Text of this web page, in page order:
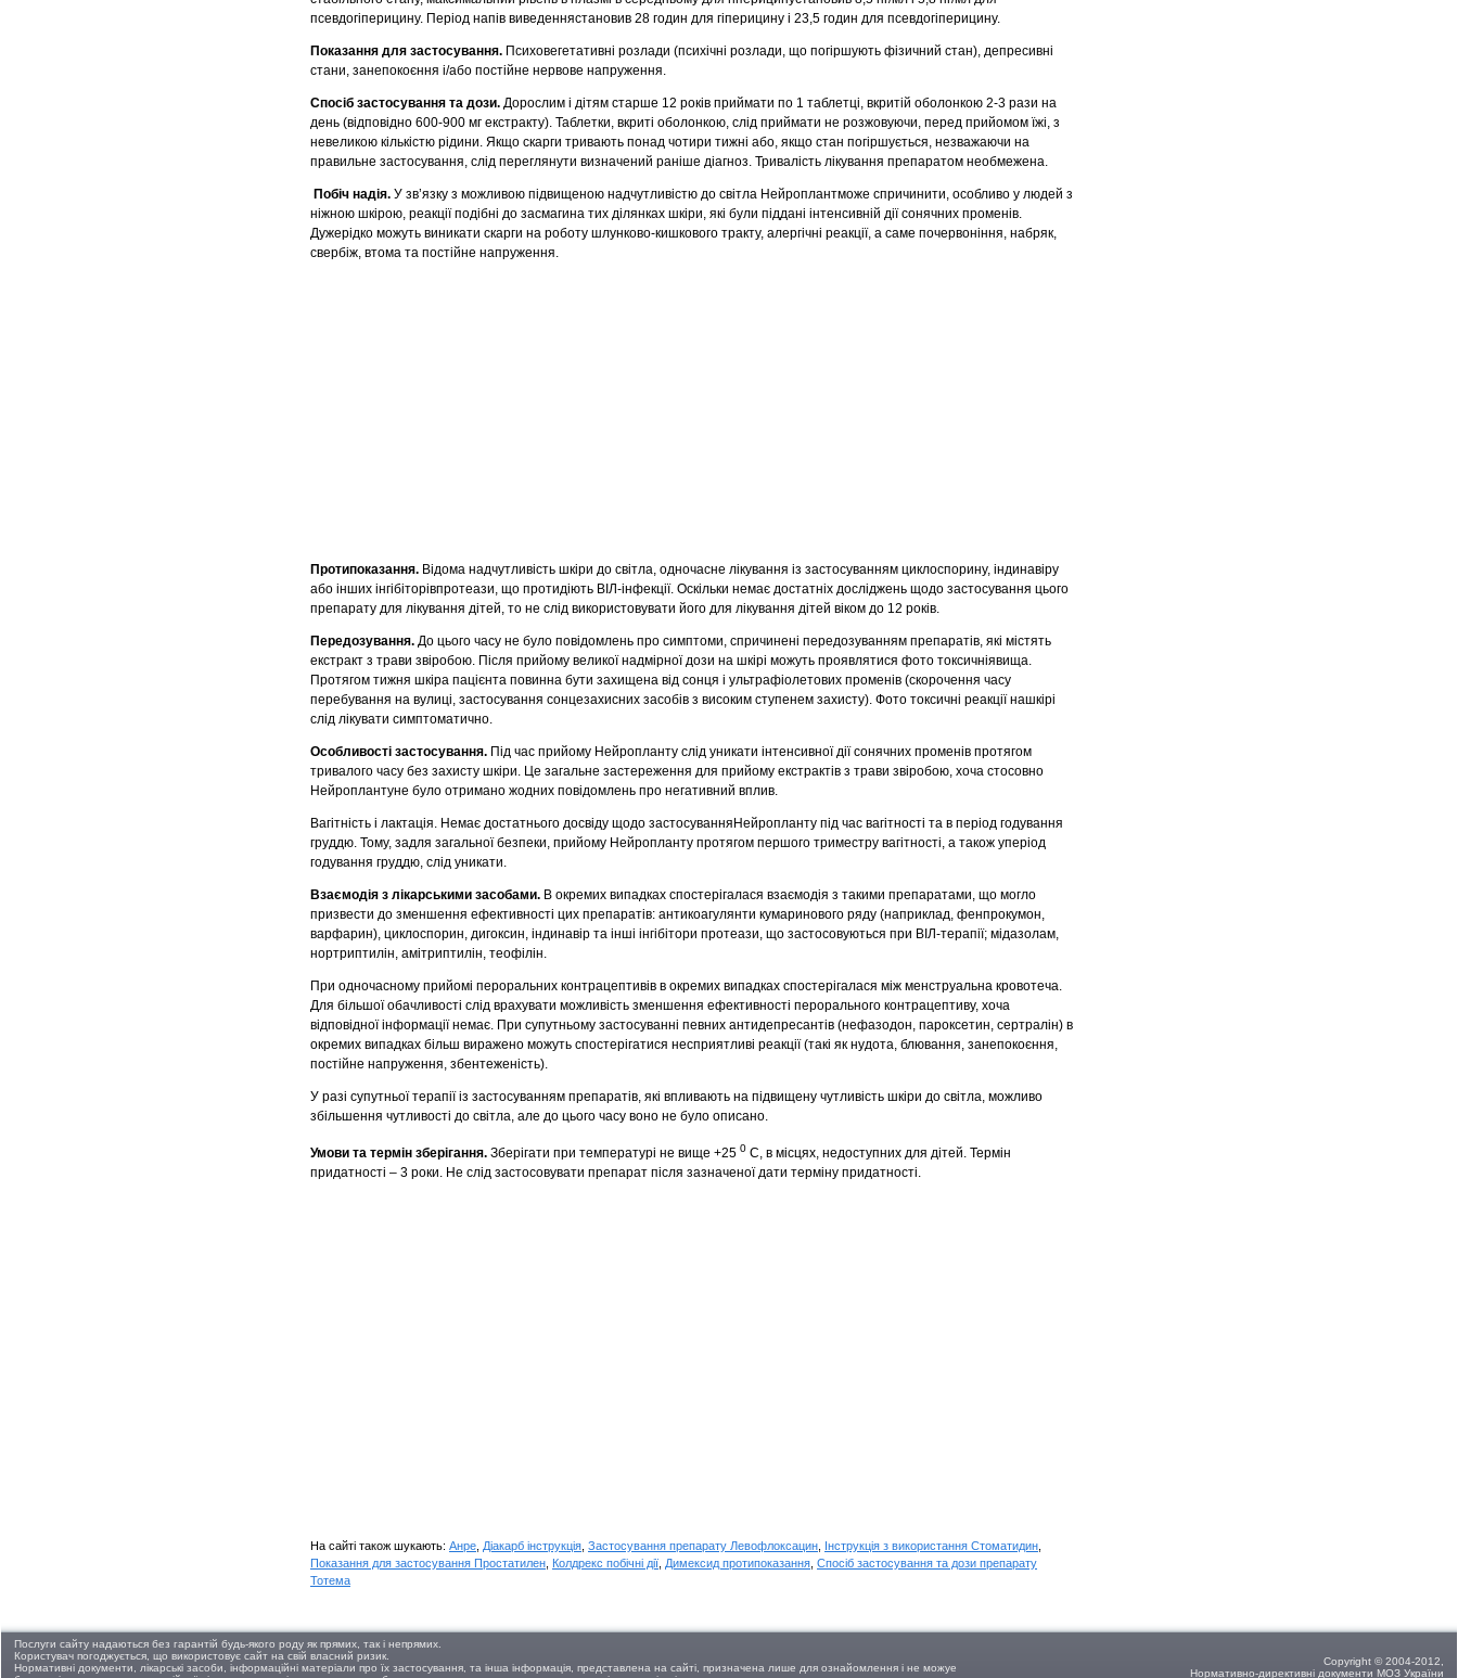
псевдогіперицину. Період напів виведеннястановив 28 годин для гіперицину і 23,5 годин для псевдогіперицину.
Показання для застосування. Психовегетативні розлади (психічні розлади, що погіршують фізичний стан), депресивні
стани, занепокоєння і/або постійне нервове напруження.
Спосіб застосування та дози. Дорослим і дітям старше 12 років приймати по 1 таблетці, вкритій оболонкою 2-3 рази на
день (відповідно 600-900 мг екстракту). Таблетки, вкриті оболонкою, слід приймати не розжовуючи, перед прийомом їжі, з
невеликою кількістю рідини. Якщо скарги тривають понад чотири тижні або, якщо стан погіршується, незважаючи на
правильне застосування, слід переглянути визначений раніше діагноз. Тривалість лікування препаратом необмежена.
Побіч надія. У зв’язку з можливою підвищеною надчутливістю до світла Нейроплантможе спричинити, особливо у людей з
ніжною шкірою, реакції подібні до засмагина тих ділянках шкіри, які були піддані інтенсивній дії сонячних променів.
Дужерідко можуть виникати скарги на роботу шлунково-кишкового тракту, алергічні реакції, а саме почервоніння, набряк,
свербіж, втома та постійне напруження.
Протипоказання. Відома надчутливість шкіри до світла, одночасне лікування із застосуванням циклоспорину, індинавіру
або інших інгібіторівпротеази, що протидіють ВІЛ-інфекції. Оскільки немає достатніх досліджень щодо застосування цього
препарату для лікування дітей, то не слід використовувати його для лікування дітей віком до 12 років.
Передозування. До цього часу не було повідомлень про симптоми, спричинені передозуванням препаратів, які містять
екстракт з трави звіробою. Після прийому великої надмірної дози на шкірі можуть проявлятися фото токсичніявища.
Протягом тижня шкіра пацієнта повинна бути захищена від сонця і ультрафіолетових променів (скорочення часу
перебування на вулиці, застосування сонцезахисних засобів з високим ступенем захисту). Фото токсичні реакції нашкірі
слід лікувати симптоматично.
Особливості застосування. Під час прийому Нейропланту слід уникати інтенсивної дії сонячних променів протягом
тривалого часу без захисту шкіри. Це загальне застереження для прийому екстрактів з трави звіробою, хоча стосовно
Нейроплантуне було отримано жодних повідомлень про негативний вплив.
Вагітність і лактація. Немає достатнього досвіду щодо застосуванняНейропланту під час вагітності та в період годування
груддю. Тому, задля загальної безпеки, прийому Нейропланту протягом першого триместру вагітності, а також уперіод
годування груддю, слід уникати.
Взаємодія з лікарськими засобами. В окремих випадках спостерігалася взаємодія з такими препаратами, що могло
призвести до зменшення ефективності цих препаратів: антикоагулянти кумаринового ряду (наприклад, фенпрокумон,
варфарин), циклоспорин, дигоксин, індинавір та інші інгібітори протеази, що застосовуються при ВІЛ-терапії; мідазолам,
нортриптилін, амітриптилін, теофілін.
При одночасному прийомі пероральних контрацептивів в окремих випадках спостерігалася між менструальна кровотеча.
Для більшої обачливості слід врахувати можливість зменшення ефективності перорального контрацептиву, хоча
відповідної інформації немає. При супутньому застосуванні певних антидепресантів (нефазодон, пароксетин, сертралін) в
окремих випадках більш виражено можуть спостерігатися несприятливі реакції (такі як нудота, блювання, занепокоєння,
постійне напруження, збентеженість).
У разі супутньої терапії із застосуванням препаратів, які впливають на підвищену чутливість шкіри до світла, можливо
збільшення чутливості до світла, але до цього часу воно не було описано.
Умови та термін зберігання. Зберігати при температурі не вище +25 0 С, в місцях, недоступних для дітей. Термін
придатності – 3 роки. Не слід застосовувати препарат після зазначеної дати терміну придатності.
На сайті також шукають: Анре Діакарб інструкція Застосування препарату Левофлоксацин Інструкція з використання Стоматидин
Показання для застосування Простатилен
Колдрекс побічні дії Димексид протипоказання Спосіб застосування та дози препарату
Тотема
Послуги сайту надаються без гарантій будь-якого роду як прямих, так і непрямих.
Користувач погоджується, що використовує сайт на свій власний ризик.
Нормативні документи, лікарські засоби, інформаційні матеріали про їх застосування, та інша інформація, представлена на сайті, призначена лише для ознайомлення і не можуе
Copyright © 2004-2012,
Нормативно-директивні документи МОЗ України